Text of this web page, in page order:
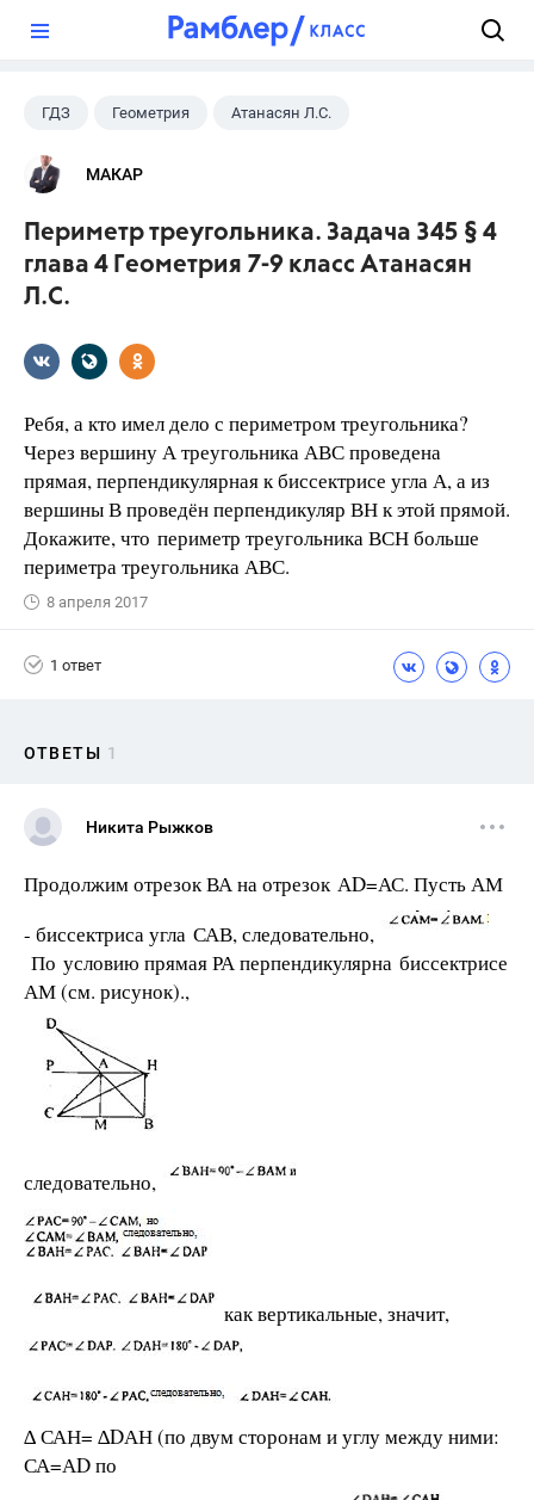
ГДЗ Геометрия Атанасян Л.С.
7 класс
МАКАР
Периметр треугольника. Задача 345 § 4
глава 4 Геометрия 7-9 класс Атанасян
Л.С.
Ребя, а кто имел дело с периметром треугольника?
Через вершину А треугольника АВС проведена
прямая, перпендикулярная к биссектрисе угла А, а из
вершины В проведён перпендикуляр ВН к этой прямой.
Докажите, что периметр треугольника ВСН больше
периметра треугольника АВС.
8 апреля 2017
1 ответ
ОТВЕТЫ 1
Никита Рыжков
Продолжим отрезок ВА на отрезок АD=АС. Пусть АМ
- биссектриса угла САВ, следовательно,
По условию прямая РА перпендикулярна биссектрисе
АМ (см. рисунок).,
следовательно,
как вертикальные, значит,
∆ САН= ∆DАН (по двум сторонам и углу между ними:
СА=АD по